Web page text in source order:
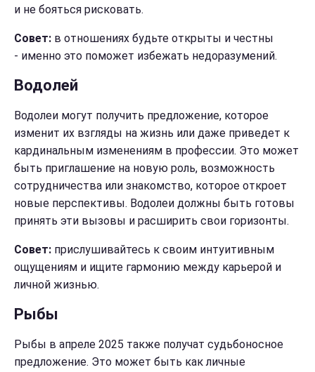
и не бояться рисковать.
Совет: в отношениях будьте открыты и честны
- именно это поможет избежать недоразумений.
Водолей
Водолеи могут получить предложение, которое
изменит их взгляды на жизнь или даже приведет к
кардинальным изменениям в профессии. Это может
быть приглашение на новую роль, возможность
сотрудничества или знакомство, которое откроет
новые перспективы. Водолеи должны быть готовы
принять эти вызовы и расширить свои горизонты.
Совет: прислушивайтесь к своим интуитивным
ощущениям и ищите гармонию между карьерой и
личной жизнью.
Рыбы
Рыбы в апреле 2025 также получат судьбоносное
предложение. Это может быть как личные